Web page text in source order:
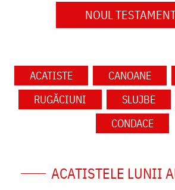
NOUL
ACATISTE CANOANE
RUGĂCIUNI
SLUJBE
CONDACE
ACATISTELE LUNII